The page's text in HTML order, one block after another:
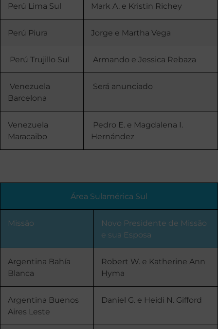
Perú Lima Sul Mark A. e Kristin Richey
Perú Piura Jorge e Martha Vega
Perú Trujillo Sul Armando e Jessica Rebaza
Venezuela
Barcelona
Será anunciado
Venezuela
Maracaibo
Pedro E. e Magdalena I.
Hernández
Área Sulamérica Sul
Missão
Novo Presidente de Missão
e sua Esposa
Argentina Bahía
Blanca
Robert W. e Katherine Ann
Hyma
Argentina Buenos
Aires Leste
Daniel G. e Heidi N. Gifford